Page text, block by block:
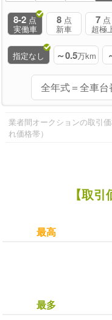
8-2 点
実働車
8 点
新車
7 点
超極
指定なし ～0.5万km
業者間オークションの取引
れ価格帯）
【取
最高
最多